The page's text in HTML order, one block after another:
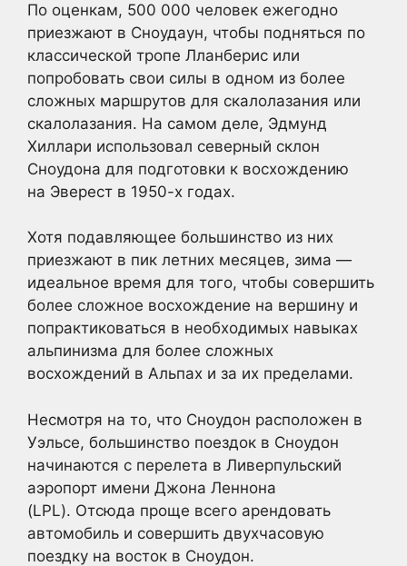
По оценкам, 500 000 человек ежегодно
приезжают в Сноудаун, чтобы подняться по
классической тропе Лланберис или
попробовать свои силы в одном из более
сложных маршрутов для скалолазания или
скалолазания. На самом деле, Эдмунд
Хиллари использовал северный склон
Сноудона для подготовки к восхождению
на Эверест в 1950-х годах.
Хотя подавляющее большинство из них
приезжают в пик летних месяцев, зима —
идеальное время для того, чтобы совершить
более сложное восхождение на вершину и
попрактиковаться в необходимых навыках
альпинизма для более сложных
восхождений в Альпах и за их пределами.
Несмотря на то, что Сноудон расположен в
Уэльсе, большинство поездок в Сноудон
начинаются с перелета в Ливерпульский
аэропорт имени Джона Леннона
(LPL). Отсюда проще всего арендовать
автомобиль и совершить двухчасовую
поездку на восток в Сноудон.